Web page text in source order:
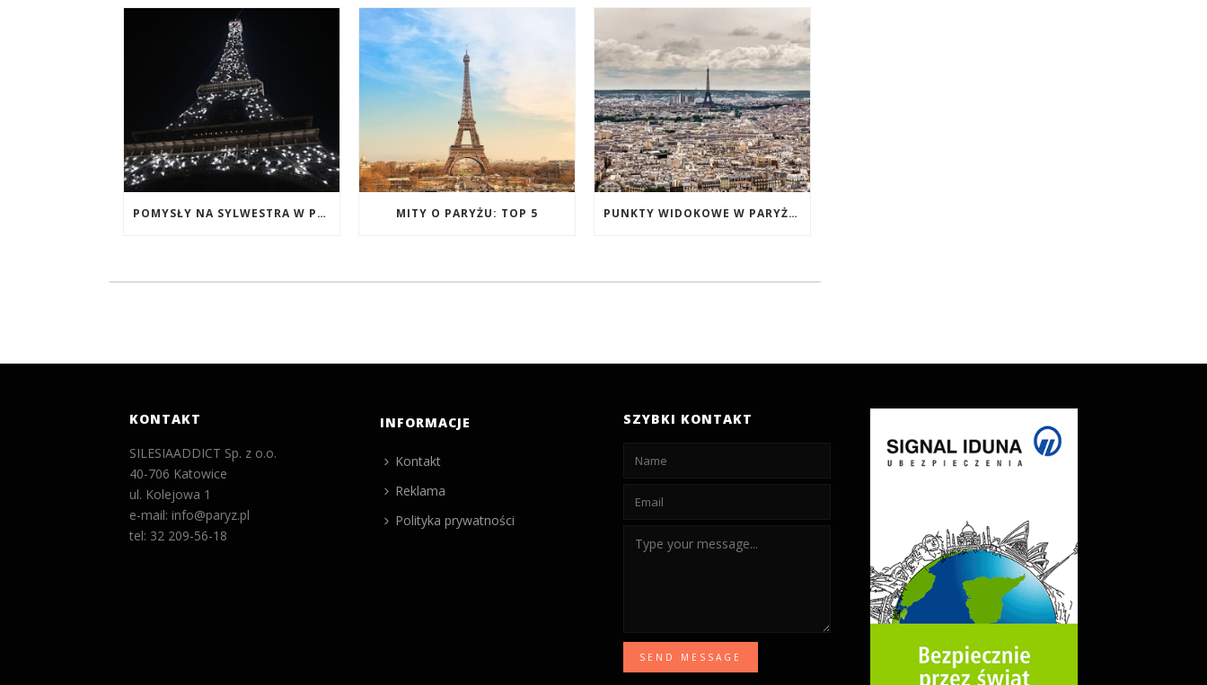
POMYSŁY NA SYLWESTRA W PARYŻU: TOP 5 PROPOZYCJI MITY O PARYŻU: TOP 5 PUNKTY WIDOKOWE W PARYŻU ZA DARMO
KONTAKT
SILESIAADDICT Sp. z o.o.
40-706 Katowice
ul. Kolejowa 1
e-mail: info@paryz.pl
tel: 32 209-56-18
INFORMACJE
Kontakt
Reklama
Polityka prywatności
SZYBKI KONTAKT
SEND MESSAGE